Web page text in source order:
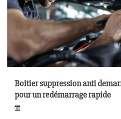
Boitier suppression anti
pour un redémarrage rapide